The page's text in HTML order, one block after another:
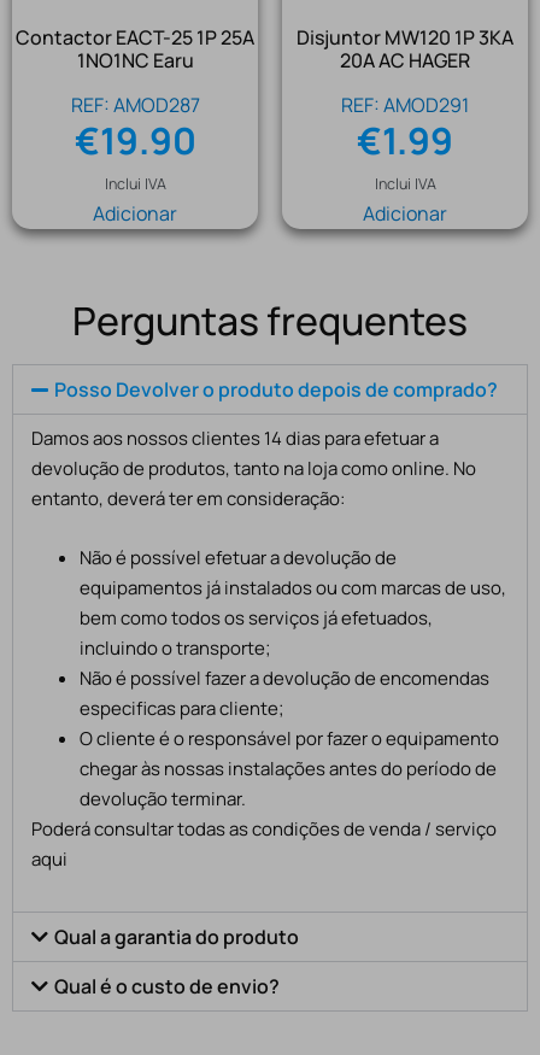
Contactor EACT-25 1P 25A
1NO1NC Earu
REF: AMOD287
€19.90
Inclui IVA
Adicionar
Disjuntor MW120 1P 3KA
20A AC HAGER
REF: AMOD291
€1.99
Inclui IVA
Adicionar
Perguntas frequentes
Posso Devolver o produto depois de comprado?
Damos aos nossos clientes 14 dias para efetuar a
devolução de produtos, tanto na loja como online. No
entanto, deverá ter em consideração:
Não é possível efetuar a devolução de
equipamentos já instalados ou com marcas de uso,
bem como todos os serviços já efetuados,
incluindo o transporte;
Não é possível fazer a devolução de encomendas
especificas para cliente;
O cliente é o responsável por fazer o equipamento
chegar às nossas instalações antes do período de
devolução terminar.
Poderá consultar todas as condições de venda / serviço
aqui
Qual a garantia do produto
Qual é o custo de envio?